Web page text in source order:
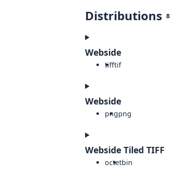
Distributions 8
Webside
tifftif
Webside
pngpng
Webside Tiled TIFF
octetbin